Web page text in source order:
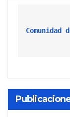
Comunidad